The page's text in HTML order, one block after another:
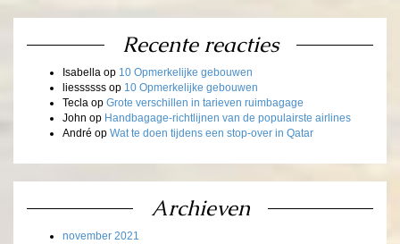
Recente reacties
Isabella op 10 Opmerkelijke gebouwen
liessssss op 10 Opmerkelijke gebouwen
Tecla op Grote verschillen in tarieven ruimbagage
John op Handbagage-richtlijnen van de populairste airlines
André op Wat te doen tijdens een stop-over in Qatar
Archieven
november 2021